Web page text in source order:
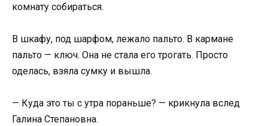
комнату собираться.
В шкафу, под шарфом, лежало пальто. В кармане
пальто — ключ. Она не стала его трогать. Просто
оделась, взяла сумку и вышла.
— Куда это ты с утра пораньше? — крикнула вслед
Галина Степановна.